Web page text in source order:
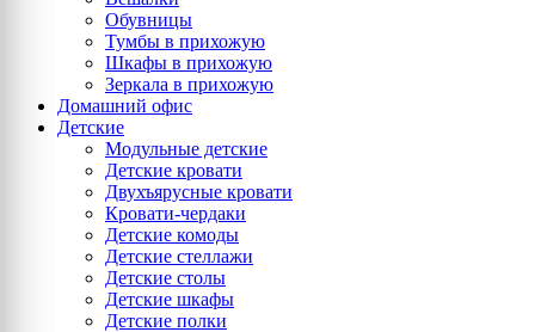
Обувницы
Тумбы в прихожую
Шкафы в прихожую
Зеркала в прихожую
Домашний офис
Детские
Модульные детские
Детские кровати
Двухъярусные кровати
Кровати-чердаки
Детские комоды
Детские стеллажи
Детские столы
Детские шкафы
Детские полки